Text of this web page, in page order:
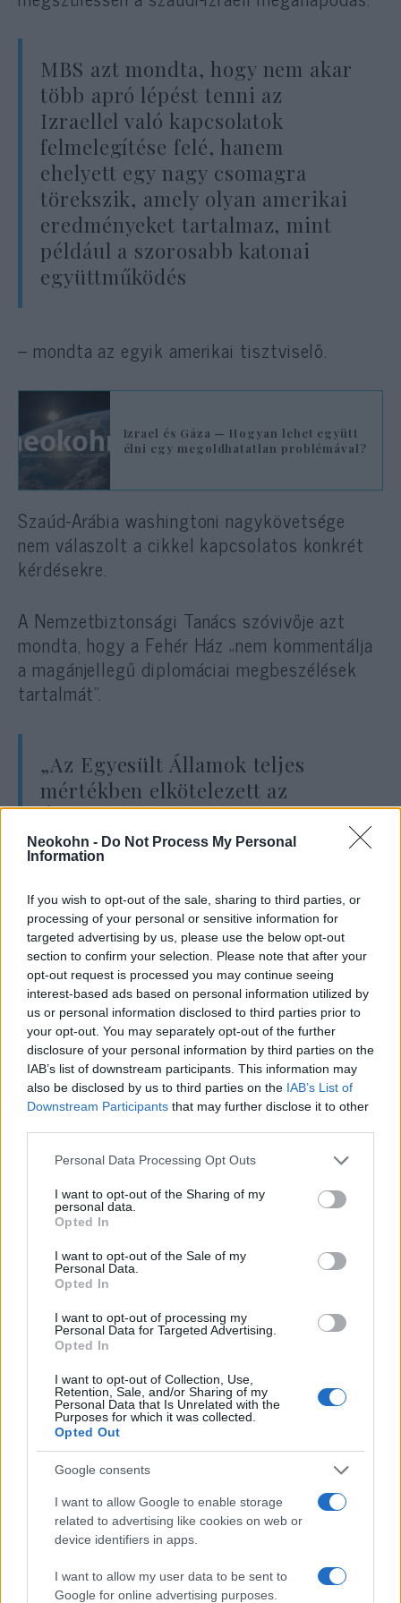
Neokohn - Do Not Process My Personal
Information
If you wish to opt-out of the sale, sharing to third parties, or
processing of your personal or sensitive information for
targeted advertising by us, please use the below opt-out
section to confirm your selection. Please note that after your
opt-out request is processed you may continue seeing
interest-based ads based on personal information utilized by
us or personal information disclosed to third parties prior to
your opt-out. You may separately opt-out of the further
disclosure of your personal information by third parties on the
IAB’s list of downstream participants. This information may
also be disclosed by us to third parties on the IAB’s List of
Downstream Participants that may further disclose it to other
Please note that this website/app uses one or more Google
not limited to your visit or usage behaviour. You may click to
grant or deny consent to Google and its third-party tags to
use your data for below specified purposes in below Google
consent section.
Personal Data Processing Opt Outs
I want to opt-out of the Sharing of my
personal data.
Opted In
I want to opt-out of the Sale of my
Personal Data.
Opted In
I want to opt-out of processing my
Personal Data for Targeted Advertising.
Opted In
I want to opt-out of Collection, Use,
Retention, Sale, and/or Sharing of my
Personal Data that Is Unrelated with the
Purposes for which it was collected.
Opted Out
Google consents
I want to allow Google to enable storage
related to advertising like cookies on web or
device identifiers in apps.
I want to allow my user data to be sent to
Google for online advertising purposes.
MBS azt mondta, hogy nem akar
több apró lépést tenni az
Izraellel való kapcsolatok
felmelegítése felé, hanem
ehelyett egy nagy csomagra
törekszik, amely olyan amerikai
eredményeket tartalmaz, mint
például a szorosabb katonai
együttműködés
– mondta az egyik amerikai tisztviselő.
Izrael és Gáza — Hogyan lehet együtt
élni egy megoldhatatlan problémával?
Szaúd-Arábia washingtoni nagykövetsége
nem válaszolt a cikkel kapcsolatos konkrét
kérdésekre.
A Nemzetbiztonsági Tanács szóvivője azt
mondta, hogy a Fehér Ház „nem kommentálja
a magánjellegű diplomáciai megbeszélések
tartalmát”.
„Az Egyesült Államok teljes
mértékben elkötelezett az
Ábrahám-megállapodások
megerősítése és kiterjesztése,
valamint Izrael közel-keleti
integrációjának támogatása
mellett”
– tette hozzá a szóvivő.
„Ez a terület az elkövetkező
időszakban folyamatos hangsúlyt
kap, mivel egy integráltabb,
virágzóbb és stabilabb régiót
szeretnénk elérni, amely hosszú
távon szolgálja partnereink és az
Egyesült Államok érdekeit”.
Szaúd-arábiai látogatása előtt Sullivan
Washingtonban beszélt, és elmondta, hogy az
USA továbbra is azon dolgozik, hogy célul
kapcsolatok normalizálását célzó
megállapodást.
„Végső soron a teljes
normalizáció elérése az Egyesült
Államok deklarált
nemzetbiztonsági érdeke. Ezzel
kapcsolatban egyértelműek